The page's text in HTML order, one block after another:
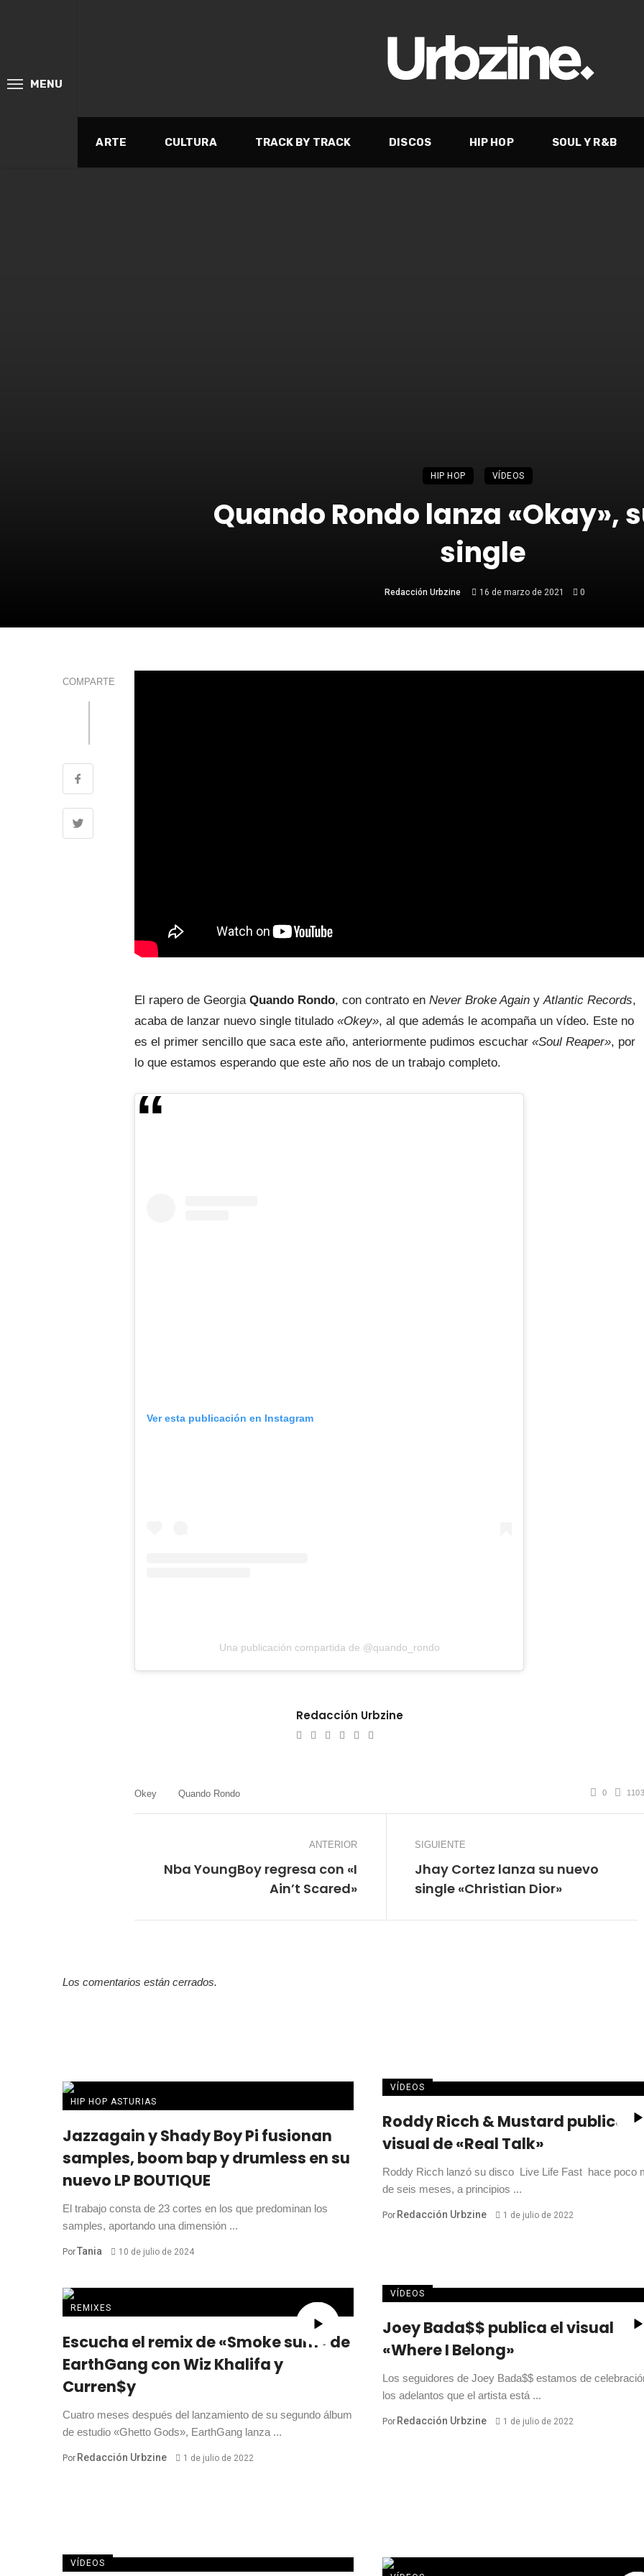
MENU
ARTE CULTURA TRACK BY TRACK DISCOS HIP HOP SOUL Y R&B
HIP HOP VÍDEOS
Quando Rondo lanza «Okay»,
single
Redacción Urbzine 16 de marzo de 2021 0
COMPARTE
El rapero de Georgia Quando Rondo, con contrato en Never Broke Again yAtlantic Records,
acaba de lanzar nuevo single titulado «Okey», al que además le acompaña un vídeo. Este no
es el primer sencillo que saca este año, anteriormente pudimos escuchar «Soul Reaper», por
lo que estamos esperando que este año nos de un trabajo completo.
Ver esta publicación en Instagram
Una publicación compartida de @quando_rondo
Redacción Urbzine
WebsiteTwitterFacebook
Youtube
Okey Quando Rondo 0 1103
ANTERIOR
Nba YoungBoy regresa con «I
Ain’t Scared»
SIGUIENTE
Jhay Cortez lanza su nuevo
single «Christian Dior»
Los comentarios están cerrados.
HIP HOP ASTURIAS
Jazzagain y Shady Boy Pi fusionan
samples, boom bap y drumless en su
nuevo LP BOUTIQUE
El trabajo consta de 23 cortes en los que predominan los
samples, aportando una dimensión ...
PorTania 10 de julio de 2024
VÍDEOS
Roddy Ricch & Mustard publican el
visual de «Real Talk»
Roddy Ricch lanzó su disco Live Life Fast hace poco
de seis meses, a principios ...
Por Redacción Urbzine 1 de julio de 2022
REMIXES
Escucha el remix de «Smoke sum» de
EarthGang con Wiz Khalifa y
Curren$y
Cuatro meses después del lanzamiento de su segundo álbum
de estudio «Ghetto Gods», EarthGang lanza ...
Por Redacción Urbzine 1 de julio de 2022
VÍDEOS
Joey Bada$$ publica el visual de
«Where I Belong»
Los seguidores de Joey Bada$$ estamos de
los adelantos que el artista está ...
Por Redacción Urbzine 1 de julio de 2022
VÍDEOS